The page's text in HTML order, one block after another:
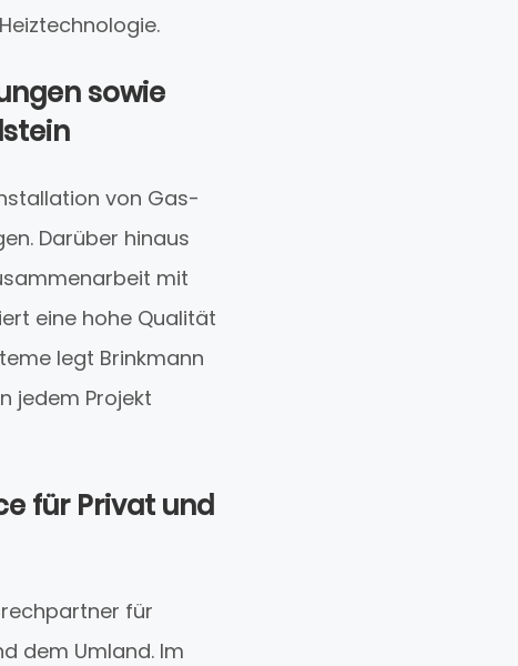
sowie
von Gas-
Darüber hinaus
mit
eine hohe Qualität
legt Brinkmann
jedem Projekt
für Privat und
für
dem Umland. Im